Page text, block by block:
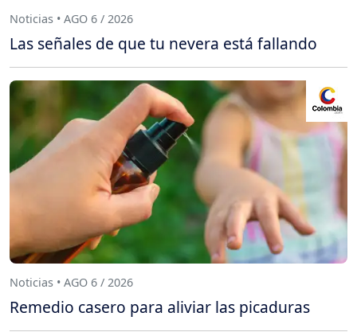
Noticias • AGO 6 / 2026
Las señales de que tu nevera está fallando
Noticias • AGO 6 / 2026
Remedio casero para aliviar las picaduras